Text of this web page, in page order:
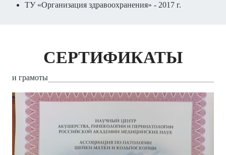
ТУ «Организация здравоохранения» - 2017 г.
СЕРТИФИКАТЫ
и грамоты